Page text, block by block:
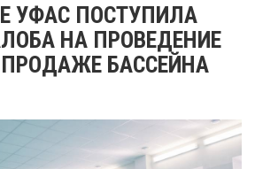
УФАС ПОСТУПИЛА
НА ПРОВЕДЕНИЕ
БАССЕЙНА